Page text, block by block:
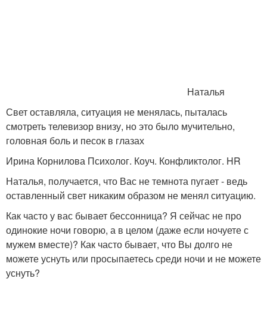
Наталья
Свет оставляла, ситуация не менялась, пыталась
смотреть телевизор внизу, но это было мучительно,
головная боль и песок в глазах
Ирина Корнилова Психолог. Коуч. Конфликтолог. HR
Наталья, получается, что Вас не темнота пугает - ведь
оставленный свет никаким образом не менял ситуацию.
Как часто у вас бывает бессонница? Я сейчас не про
одинокие ночи говорю, а в целом (даже если ночуете с
мужем вместе)? Как часто бывает, что Вы долго не
можете уснуть или просыпаетесь среди ночи и не можете
уснуть?